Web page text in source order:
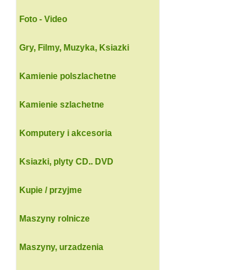
Foto - Video
Gry, Filmy, Muzyka, Ksiazki
Kamienie polszlachetne
Kamienie szlachetne
Komputery i akcesoria
Ksiazki, plyty CD.. DVD
Kupie / przyjme
Maszyny rolnicze
Maszyny, urzadzenia